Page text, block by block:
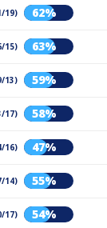
19) 62%
15) 63%
13) 59%
17) 58%
16) 47%
14) 55%
17) 54%